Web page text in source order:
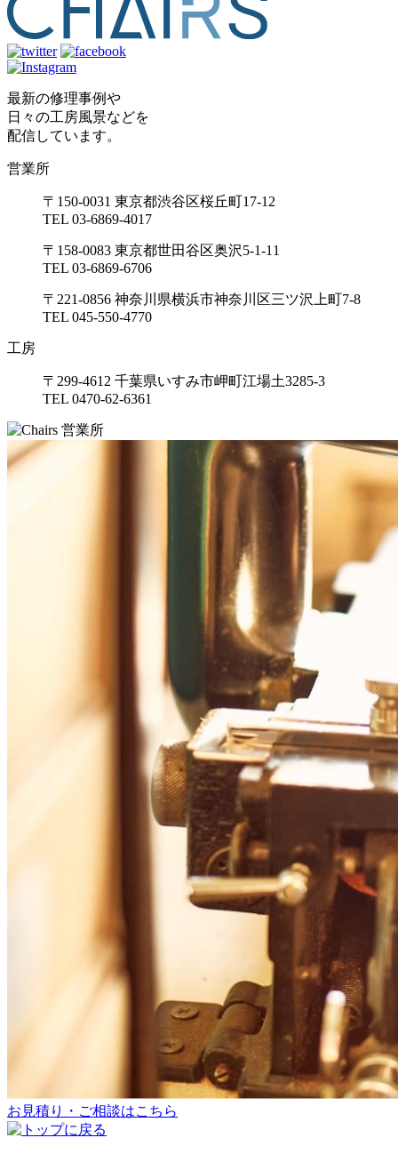
最新の修理事例や
日々の工房風景などを
配信しています。
営業所
〒150-0031 東京都渋谷区桜丘町17-12
TEL 03-6869-4017
〒158-0083 東京都世田谷区奥沢5-1-11
TEL 03-6869-6706
〒221-0856 神奈川県横浜市神奈川区三ツ沢上町7-8
TEL 045-550-4770
工房
〒299-4612 千葉県いすみ市岬町江場土3285-3
TEL 0470-62-6361
お見積り・ご相談はこちら